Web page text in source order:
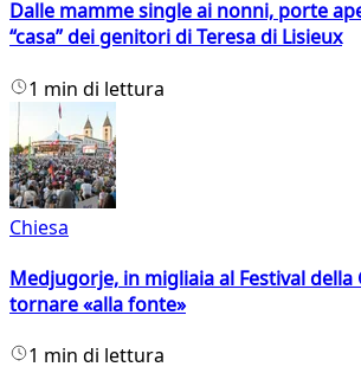
Dalle mamme single ai nonni, porte
“casa” dei genitori di Teresa di Lisieux
1 min di lettura
Chiesa
Medjugorje, in migliaia al Festival della
tornare «alla fonte»
1 min di lettura